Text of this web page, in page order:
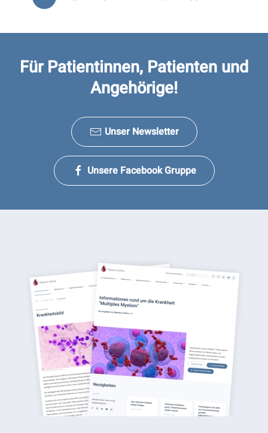
Für Patientinnen, Patienten und
Angehörige!
Unser Newsletter
Unsere Facebook Gruppe